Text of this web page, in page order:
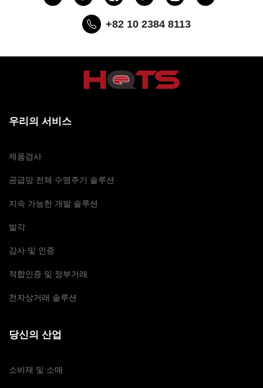
+82 10 2384 8113
우리의 서비스
제품검사
공급망 전체 수명주기 솔루션
지속 가능한 개발 솔루션
발각
감사 및 인증
적합인증 및 정부거래
전자상거래 솔루션
당신의 산업
소비재 및 소매